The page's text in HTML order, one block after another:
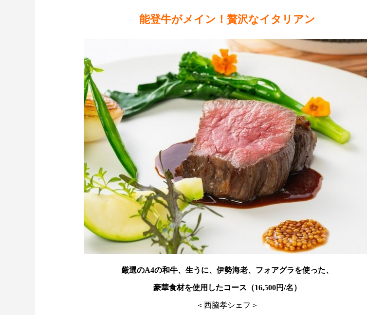
能登牛がメイン！贅沢なイタリアン
厳選のA4の和牛、生うに、伊勢海老、フォアグラを使った、
豪華食材を使用したコース（16,500円/名）
＜西脇孝シェフ＞